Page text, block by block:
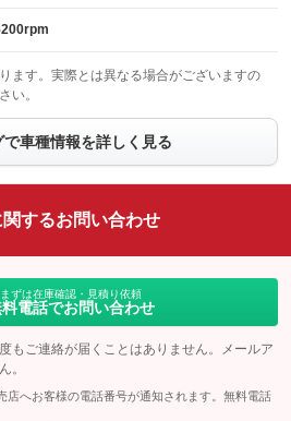
：装備なし
フロントカメラ
：装備なし
：装備なし
ルーフレール
：装備なし
：装備あり
ます。実際とは異なる場合がございますの
い。
で車種情報を詳しく見る
するお問い合わせ
まずは在庫確認・見積り依頼
電話でお問い合わせ
もご連絡が届くことはありません。メールア
。
へお客様の電話番号が通知されます。無料電話